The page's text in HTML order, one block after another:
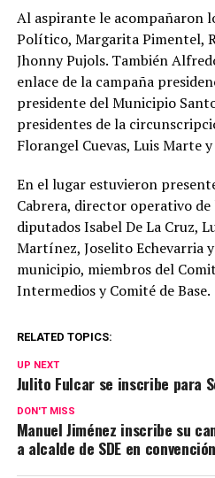
Al aspirante le acompañaron
Político, Margarita Pimentel,
Jhonny Pujols. También
enlace de la campaña
presidente del Municipio
presidentes de la
Florangel Cuevas, Luis Marte
En el lugar estuvieron
Cabrera, director operativo de
diputados Isabel De La Cruz,
Martínez, Joselito Echevarria
municipio, miembros del
Intermedios y Comité de Base.
RELATED TOPICS:
UP NEXT
Julito Fulcar se inscribe para
DON'T MISS
Manuel Jiménez inscribe su
a alcalde de SDE en